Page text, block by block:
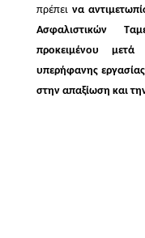
πρέπει να
Ασφαλιστικών
προκειμένου
υπερήφανης
στην απαξίωση και